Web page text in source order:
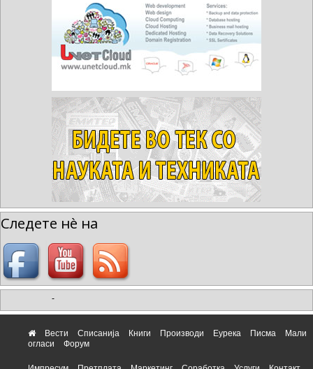
Следете нè на
-
Вести Списанија Книги Производи Еурека Писма
Мали
огласи
Форум